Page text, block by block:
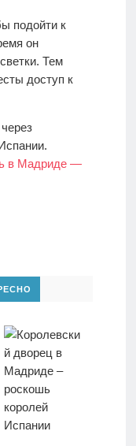
подойти к
он
Тем
доступ к
в Мадриде —